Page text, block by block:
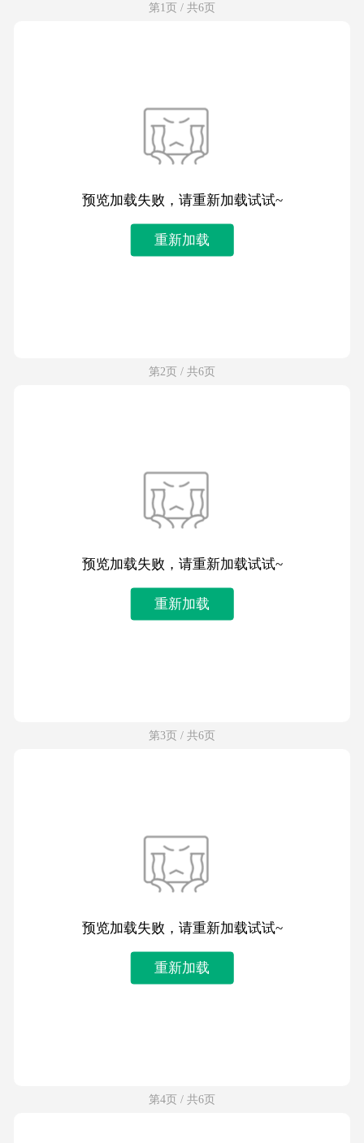
第1页 / 共6页
预览加载失败，请重新加载试试~
重新加载
第2页 / 共6页
预览加载失败，请重新加载试试~
重新加载
第3页 / 共6页
预览加载失败，请重新加载试试~
重新加载
第4页 / 共6页